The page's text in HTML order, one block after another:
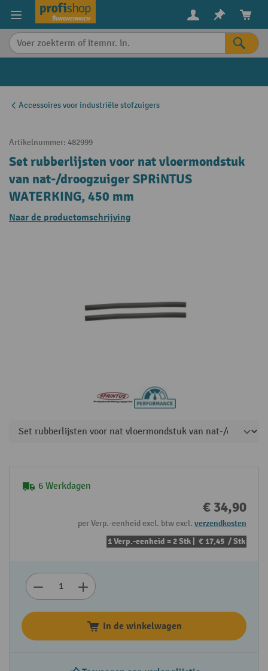
content
Accessoires voor industriële stofzuigers
Artikelnummer: 482999
Set rubberlijsten voor nat vloermondstuk
van nat-/droogzuiger SPRiNTUS
WATERKING, 450 mm
Naar de productomschrijving
6 Werkdagen
€ 34,90
per Verp.-eenheid excl. btw excl. verzendkosten
1 Verp.-eenheid = 2 Stk | € 17,45 / Stk
In de winkelwagen